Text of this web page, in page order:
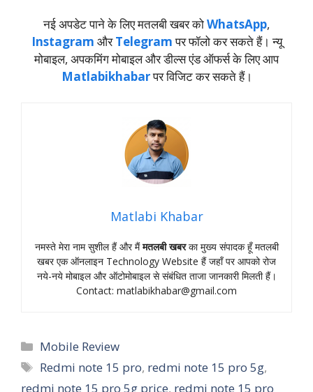
नई अपडेट पाने के लिए मतलबी खबर कोWhatsApp,
Instagram औरTelegramपर फॉलो कर सकते हैं। न्‍यू
मोबाइल, अपकमिंग मोबाइल और डील्‍स एंड ऑफर्स के लिए आप
Matlabikhabarपर विजिट कर सकते हैं।
Matlabi Khabar
नमस्‍ते मेरा नाम सुशील हैं और मैंमतलबी खबरका मुख्‍य संपादक हूँ मतलबी
खबर एक ऑनलाइन Technology Website हैं जहॉं पर आपको रोज
नये-नये मोबाइल और ऑटोमोबाइल से संबंधित ताजा जानकारी मिलती हैं।
Contact: matlabikhabar@gmail.com
Categories
Mobile Review
Tags
Redmi note 15 pro, redmi note 15 pro 5g,
redmi note 15 pro 5g price, redmi note 15 pro